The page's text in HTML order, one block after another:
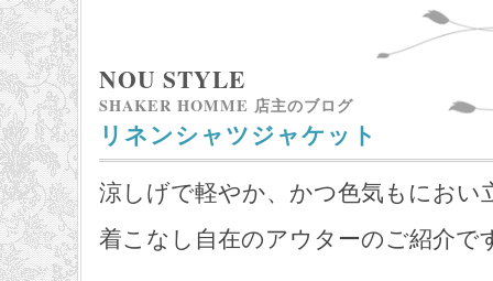
NOU STYLE
SHAKER HOMME 店主のブログ
リネンシャツジャケット
涼しげで軽やか、かつ色気もにおい
着こなし自在のアウターのご紹介で